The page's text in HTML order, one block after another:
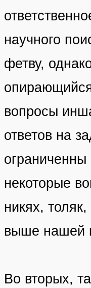
научного
фетву,
вопросы
ответов на
некоторые
никях,
выше нашей
Во вторых,